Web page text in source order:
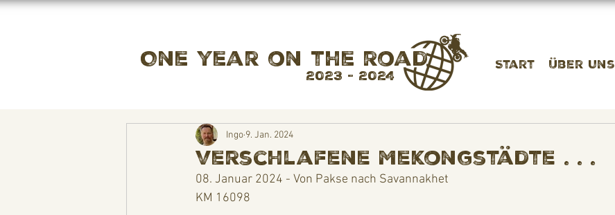
Start Über uns
One year on the road
2023 - 2024
Verschlafene Mekongstädte . . .
Ingo 9. Jan. 2024
08. Januar 2024 - Von Pakse nach Savannakhet
KM 16098